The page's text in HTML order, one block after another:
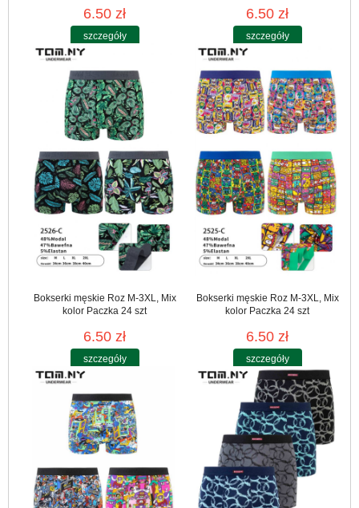
6.50 zł
szczegóły
6.50 zł
szczegóły
Bokserki męskie Roz M-3XL, Mix
kolor Paczka 24 szt
6.50 zł
szczegóły
Bokserki męskie Roz M-3XL, Mix
kolor Paczka 24 szt
6.50 zł
szczegóły